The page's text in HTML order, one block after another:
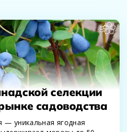
селекции
садоводства
уникальная ягодная